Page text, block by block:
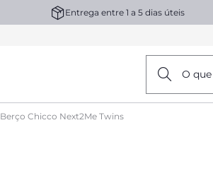
Entrega entre 1 a 5 dias úteis
O
Berço Chicco Next2Me Twins